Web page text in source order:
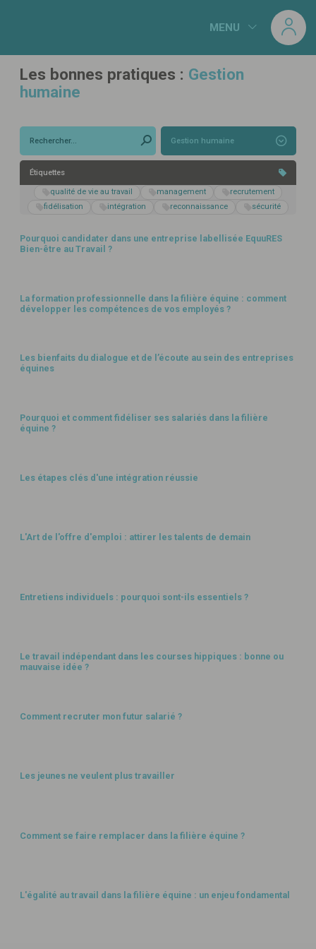
MENU
Les bonnes pratiques : Gestion
humaine
GESTION HUMAINE
Pourquoi candidater dans une entreprise labellisée EquuRES
Bien-être au Travail ?
La formation professionnelle dans la filière équine : comment
développer les compétences de vos employés ?
Les bienfaits du dialogue et de l’écoute au sein des entreprises
équines
Pourquoi et comment fidéliser ses salariés dans la filière
équine ?
Les étapes clés d'une intégration réussie
L'Art de l'offre d'emploi : attirer les talents de demain
Entretiens individuels : pourquoi sont-ils essentiels ?
Le travail indépendant dans les courses hippiques : bonne ou
mauvaise idée ?
Comment recruter mon futur salarié ?
Les jeunes ne veulent plus travailler
Comment se faire remplacer dans la filière équine ?
L'égalité au travail dans la filière équine : un enjeu fondamental
Gestion humaine
Étiquettes
qualité de vie au travail management
recrutement
fidélisation
intégration reconnaissance sécurité